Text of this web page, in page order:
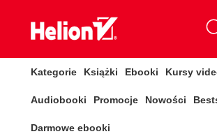
Kategorie Książki Ebooki Kursy
Audiobooki Promocje Nowości
Darmowe ebooki